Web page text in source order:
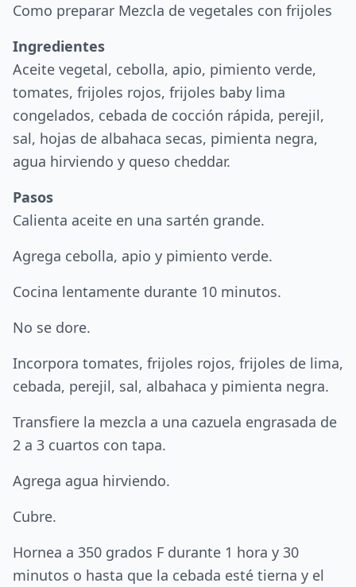
Como preparar Mezcla de vegetales con frijoles
Ingredientes
Aceite vegetal, cebolla, apio, pimiento verde,
tomates, frijoles rojos, frijoles baby lima
congelados, cebada de cocción rápida, perejil,
sal, hojas de albahaca secas, pimienta negra,
agua hirviendo y queso cheddar.
Pasos
Calienta aceite en una sartén grande.
Agrega cebolla, apio y pimiento verde.
Cocina lentamente durante 10 minutos.
No se dore.
Incorpora tomates, frijoles rojos, frijoles de lima,
cebada, perejil, sal, albahaca y pimienta negra.
Transfiere la mezcla a una cazuela engrasada de
2 a 3 cuartos con tapa.
Agrega agua hirviendo.
Cubre.
Hornea a 350 grados F durante 1 hora y 30
minutos o hasta que la cebada esté tierna y el